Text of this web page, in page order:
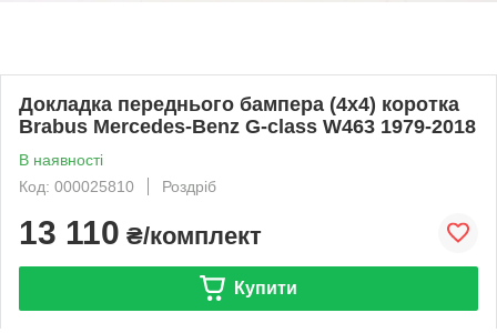
Докладка переднього бампера (4x4) коротка
Brabus Mercedes-Benz G-class W463 1979-2018
В наявності
Код: 000025810
Роздріб
13 110 ₴/комплект
Купити